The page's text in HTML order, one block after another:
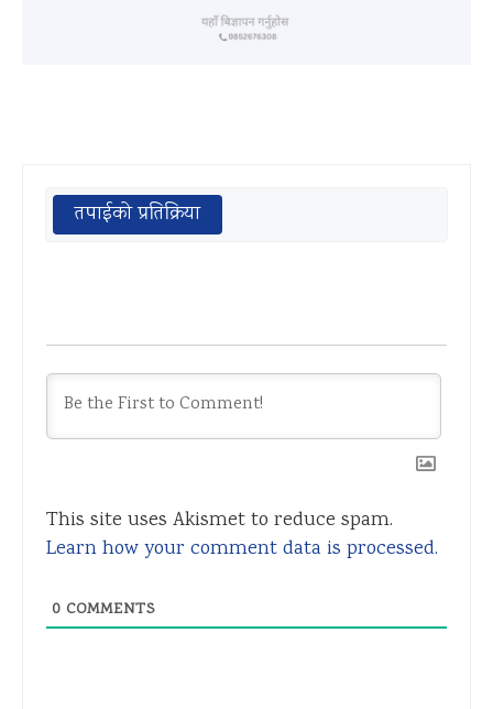
तपाईको प्रतिक्रिया
This site uses Akismet to reduce spam.
Learn how your comment data is processed.
0 COMMENTS